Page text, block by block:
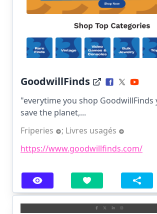
GoodwillFinds
"everytime you shop GoodwillFinds
save the planet,...
Friperies
; Livres usagés
https://www.goodwillfinds.com/